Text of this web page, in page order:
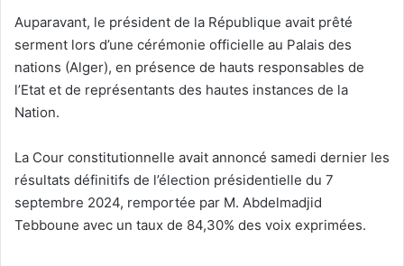
Auparavant, le président de la République avait prêté
serment lors d’une cérémonie officielle au Palais des
nations (Alger), en présence de hauts responsables de
l’Etat et de représentants des hautes instances de la
Nation.
La Cour constitutionnelle avait annoncé samedi dernier les
résultats définitifs de l’élection présidentielle du 7
septembre 2024, remportée par M. Abdelmadjid
Tebboune avec un taux de 84,30% des voix exprimées.